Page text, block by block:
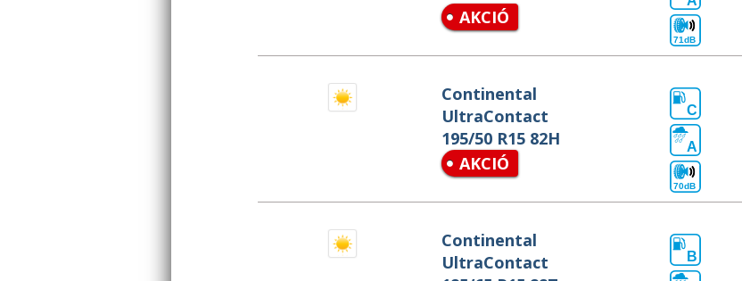
AKCIÓ
71dB
Continental
UltraContact
195/50 R15 82H
AKCIÓ
C
A
70dB
Continental
UltraContact
B